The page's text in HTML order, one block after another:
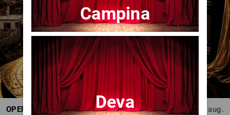
OPERA BRAȘOV ESTIVAL – ARMONII DE VARĂ - CVINTETUL VOCAL ANATOLY - CONCERT Dum, 30 aug.
Campina
Deva